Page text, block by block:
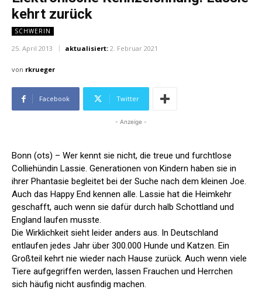
kehrt zurück
SCHWERIN
25. April 2013 aktualisiert: 2. Februar 2021
von rkrueger
Facebook Twitter
- Anzeige -
Bonn (ots) – Wer kennt sie nicht, die treue und furchtlose
Colliehündin Lassie. Generationen von Kindern haben sie in
ihrer Phantasie begleitet bei der Suche nach dem kleinen Joe.
Auch das Happy End kennen alle. Lassie hat die Heimkehr
geschafft, auch wenn sie dafür durch halb Schottland und
England laufen musste.
Die Wirklichkeit sieht leider anders aus. In Deutschland
entlaufen jedes Jahr über 300.000 Hunde und Katzen. Ein
Großteil kehrt nie wieder nach Hause zurück. Auch wenn viele
Tiere aufgegriffen werden, lassen Frauchen und Herrchen
sich häufig nicht ausfindig machen.